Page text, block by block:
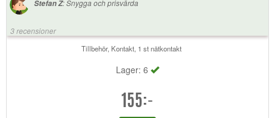
Stefan Z:Snygga och prisvärda
3 recensioner
Tillbehör, Kontakt, 1 st nätkontakt
Lager: 6
155:-